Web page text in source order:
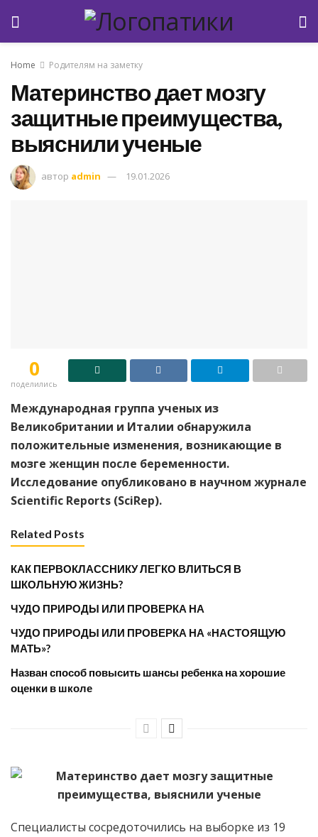
Home Родителям на заметку
Материнство дает мозгу
защитные преимущества,
выяснили ученые
автор admin 19.01.2026
0
поделились
Международная группа ученых из
Великобритании и Италии обнаружила
положительные изменения, возникающие в
мозге женщин после беременности.
Исследование опубликовано в научном журнале
Scientific Reports (SciRep).
Related Posts
КАК ПЕРВОКЛАССНИКУ ЛЕГКО ВЛИТЬСЯ В
ШКОЛЬНУЮ ЖИЗНЬ?
ЧУДО ПРИРОДЫ ИЛИ ПРОВЕРКА НА
ЧУДО ПРИРОДЫ ИЛИ ПРОВЕРКА НА «НАСТОЯЩУЮ
МАТЬ»?
Назван способ повысить шансы ребенка на хорошие
оценки в школе
Специалисты сосредоточились на выборке из 19